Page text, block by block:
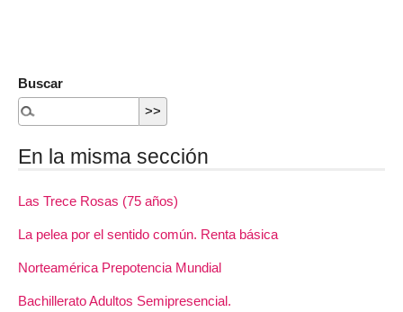
Buscar
En la misma sección
Las Trece Rosas (75 años)
La pelea por el sentido común. Renta básica
Norteamérica Prepotencia Mundial
Bachillerato Adultos Semipresencial.